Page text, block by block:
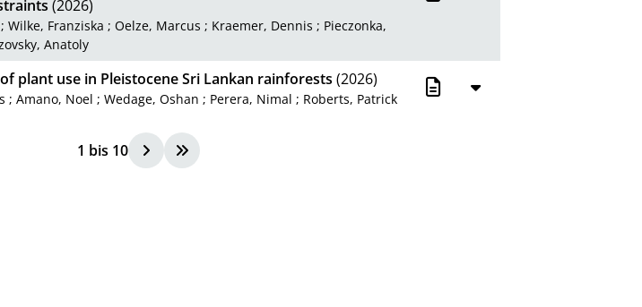
(2026)
;Wilke, Franziska ;Oelze, Marcus ; Kraemer, Dennis ; Pieczonka,
Anatoly
plant use in Pleistocene Sri Lankan rainforests (2026)
;Amano, Noel ;Wedage, Oshan ; Perera, Nimal ; Roberts, Patrick
1 bis 10